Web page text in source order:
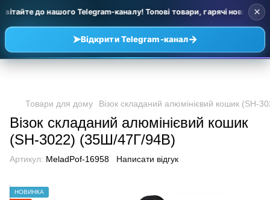
до нашого Telegram-каналу! Топові товари, гарячі новинки
➤Відкрити Telegram-канал→
×
Товари для дому Візок складаний алюмінієвий кошик (SH-
Візок складаний алюмінієвий кошик
(SH-3022) (35Ш/47Г/94В)
Артикул: MeladPof-16958 Написати відгук
НОВИНКА